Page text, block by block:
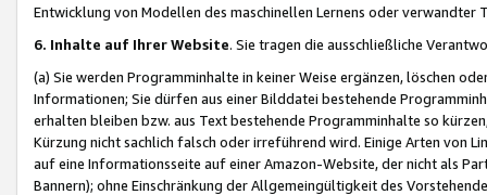
Entwicklung von Modellen des maschinellen Lernens oder
6. Inhalte auf Ihrer Website. Sie tragen die ausschließliche
(a) Sie werden Programminhalte in keiner Weise ergänzen, löschen
Informationen; Sie dürfen aus einer Bilddatei bestehende
erhalten bleiben bzw. aus Text bestehende Programminhalte so
Kürzung nicht sachlich falsch oder irreführend wird. Einige Arten von
auf eine Informationsseite auf einer Amazon-Website, der nicht als
Bannern); ohne Einschränkung der Allgemeingültigkeit des